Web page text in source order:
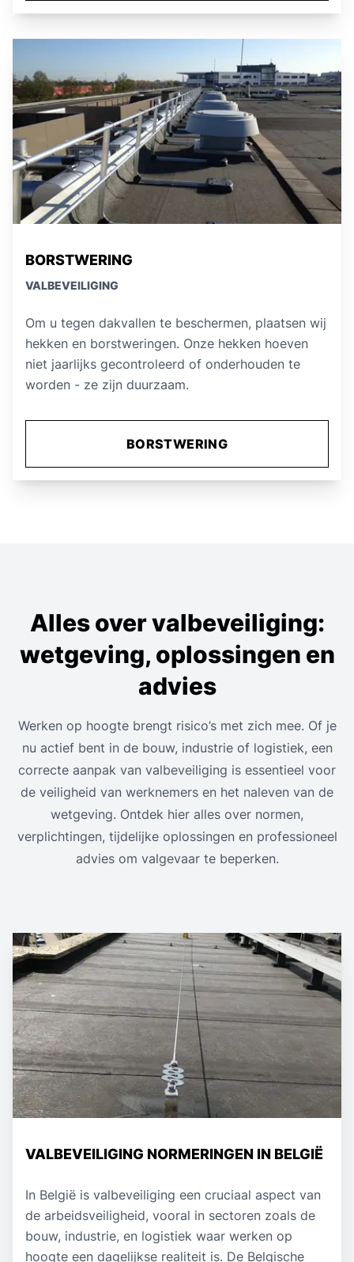
BORSTWERING
VALBEVEILIGING
Om u tegen dakvallen te beschermen, plaatsen wij
hekken en borstweringen. Onze hekken hoeven
niet jaarlijks gecontroleerd of onderhouden te
worden - ze zijn duurzaam.
BORSTWERING
Alles over valbeveiliging:
wetgeving, oplossingen en
advies
Werken op hoogte brengt risico’s met zich mee. Of je
nu actief bent in de bouw, industrie of logistiek, een
correcte aanpak van valbeveiliging is essentieel voor
de veiligheid van werknemers en het naleven van de
wetgeving. Ontdek hier alles over normen,
verplichtingen, tijdelijke oplossingen en professioneel
advies om valgevaar te beperken.
VALBEVEILIGING NORMERINGEN IN BELGIË
In België is valbeveiliging een cruciaal aspect van
de arbeidsveiligheid, vooral in sectoren zoals de
bouw, industrie, en logistiek waar werken op
hoogte een dagelijkse realiteit is. De Belgische